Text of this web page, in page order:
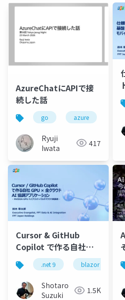
AzureChatにAPIで接
続した話
go azure
Ryuji
Iwata
417
Cursor & GitHub
Copilot で作る自社
GPU × 全クラウドAI 協
調アプリケーション- AI
駆動開発新時代-
NVIDIA GPU ハイブリ
.net 9 blazor
Shotaro
Suzuki
1.5K